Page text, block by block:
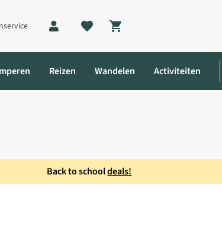
Shopping cart
Reizen Wandelen Activiteiten
Back to schooldeals!